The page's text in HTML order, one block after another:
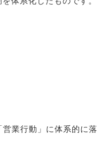
業行動」に体系的に落